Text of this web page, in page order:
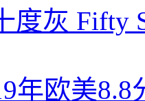
度灰 Fifty
年欧美